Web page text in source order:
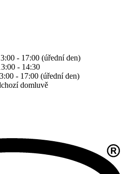
- 17:00 (úřední den)
- 14:30
- 17:00 (úřední den)
domluvě